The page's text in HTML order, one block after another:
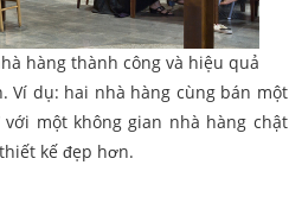
hàng thành công và hiệu quả
Ví dụ: hai nhà hàng cùng bán một
một không gian nhà hàng chật
kế đẹp hơn.